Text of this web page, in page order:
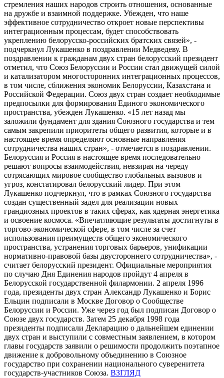
стремления наших народов строить отношения, основанные
на дружбе и взаимной поддержке. Убежден, что наше
эффективное сотрудничество откроет новые перспективы
интеграционным процессам, будет способствовать
укреплению белорусско-российских братских связей», -
подчеркнул Лукашенко в поздравлении Медведеву. В
поздравлении к гражданам двух стран белорусский президент
отметил, что Союз Белоруссии и России стал движущей силой
и катализатором многосторонних интеграционных процессов,
в том числе, сближения экономик Белоруссии, Казахстана и
Российской Федерации. Союз двух стран создает необходимые
предпосылки для формирования Единого экономического
пространства, убежден Лукашенко. «15 лет назад мы
заложили фундамент для здания Союзного государства и тем
самым закрепили приоритеты общего развития, которые и в
настоящее время определяют основные направления
сотрудничества наших стран», - отмечается в поздравлении.
Белоруссия и Россия в настоящее время последовательно
решают вопросы взаимодействия, невзирая на череду
сотрясающих мировое сообщество глобальных вызовов и
угроз, констатировал белорусский лидер. При этом
Лукашенко подчеркнул, что в рамках Союзного государства
создан существенный задел для реализации новых
грандиозных проектов в таких сферах, как ядерная энергетика
и освоение космоса. «Впечатляющие результаты достигнуты в
торгово-экономической сфере, в том числе за счет
использования преимуществ общего экономического
пространства, устранения торговых барьеров, унификации
нормативно-правовой базы двустороннего сотрудничества», -
считает белорусский президент. Официальные мероприятия
по случаю Дня Единения народов пройдут 4 апреля в
Белорусской государственной филармонии. 2 апреля 1996
года, президенты двух стран Александр Лукашенко и Борис
Ельцин подписали в Москве Договор о Сообществе
Белоруссии и России. Уже через год был подписан Договор о
Союзе двух государств. Затем 25 декабря 1998 года
президенты подписали Декларацию о дальнейшем единении
двух стран и выступили с совместным заявлением, в котором
главы государств заявили о решимости продолжить поэтапное
движение к добровольному объединению в Союзное
государство при сохранении национального суверенитета
государств-участников Союза. ВЗГЛЯД